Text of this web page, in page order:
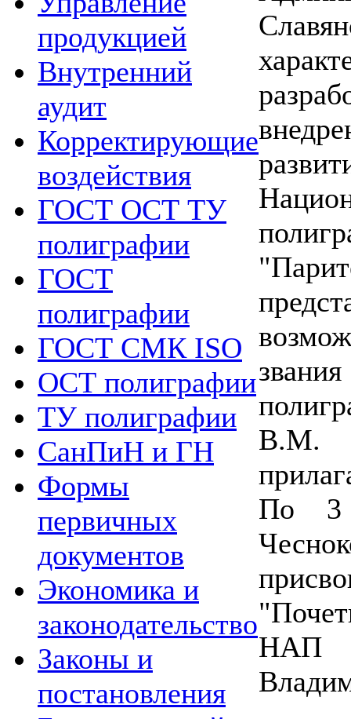
продукцией
Внутренний
аудит
Корректирующие
воздействия
ГОСТ ОСТ ТУ
полиграфии
ГОСТ
полиграфии
ГОСТ СМК ISO
ОСТ полиграфии
ТУ полиграфии
СанПиН и ГН
Формы
первичных
документов
Экономика и
законодательство
Законы и
постановления
В.М.
По 3
НАП